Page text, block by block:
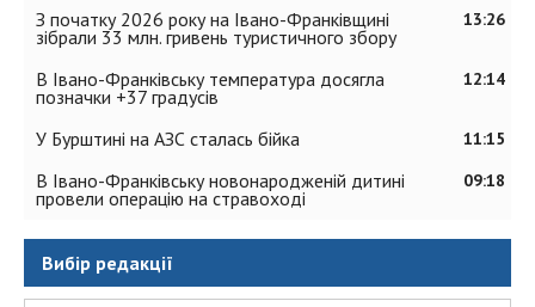
13:26
З початку 2026 року на Івано-Франківщині
зібрали 33 млн. гривень туристичного збору
12:14
В Івано-Франківську температура досягла
позначки +37 градусів
11:15
У Бурштині на АЗС сталась бійка
09:18
В Івано-Франківську новонародженій дитині
провели операцію на стравоході
Вибір редакції